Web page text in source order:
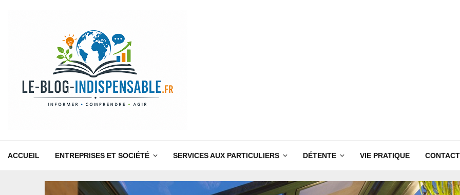
ACCUEIL ENTREPRISES ET SOCIÉTÉ SERVICES AUX PARTICULIERS DÉTENTE VIE PRATIQUE CONTACT